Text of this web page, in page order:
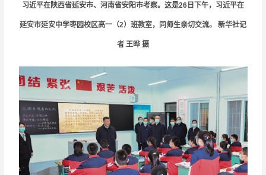
习近平在陕西省延安市、河南省安阳市考察。这是26日下午，习近平在
延安市延安中学枣园校区高一（2）班教室，同师生亲切交流。 新华社记
者 王晔 摄